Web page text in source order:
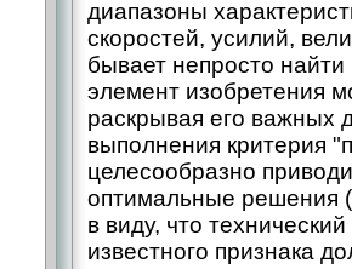
диапазоны
скоростей, усилий,
бывает непросто
элемент изобретения
раскрывая его важных
выполнения критерия
целесообразно
оптимальные решения
в виду, что
известного признака